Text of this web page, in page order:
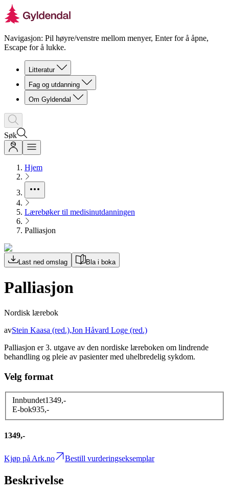
Navigasjon: Pil høyre/venstre mellom menyer, Enter for å åpne,
Escape for å lukke.
Litteratur
Fag og utdanning
Om Gyldendal
Søk
Hjem
Lærebøker til medisinutdanningen
Palliasjon
Last ned omslag Bla i boka
Palliasjon
Nordisk lærebok
avStein Kaasa (red.),Jon Håvard Loge (red.)
Palliasjon er 3. utgave av den nordiske læreboken om lindrende
behandling og pleie av pasienter med uhelbredelig sykdom.
Velg format
Innbundet1349,-
E-bok935,-
1349,-
Kjøp på Ark.no Bestill vurderingseksemplar
Beskrivelse